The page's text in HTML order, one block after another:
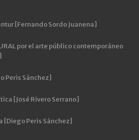
[Fernando Sordo Juanena]
por el arte público contemporáneo
Peris Sánchez]
[José Rivero Serrano]
[Diego Peris Sánchez]